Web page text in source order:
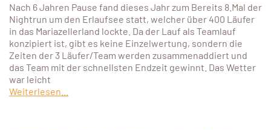
Nach 6 Jahren Pause fand dieses Jahr zum Bereits 8.Mal der
Nightrun um den Erlaufsee statt, welcher über 400 Läufer
in das Mariazellerland lockte. Da der Lauf als Teamlauf
konzipiert ist, gibt es keine Einzelwertung, sondern die
Zeiten der 3 Läufer/Team werden zusammenaddiert und
das Team mit der schnellsten Endzeit gewinnt. Das Wetter
war leicht
Weiterlesen...